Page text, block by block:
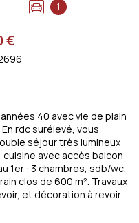
1
€
40 avec vie de plain
rdc surélevé, vous
séjour très lumineux
avec accès balcon
1er : 3 chambres, sdb/wc,
clos de 600 m². Travaux
et décoration à revoir.